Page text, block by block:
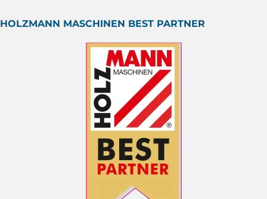
HOLZMANN MASCHINEN BEST PARTNER